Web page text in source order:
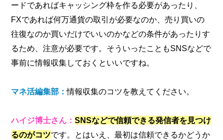
ードであればキャッシング枠を作る必要があったり、
FXであれば何万通貨の取引が必要なのか、売り買いの
往復なのか買いだけでいいのかなどの条件があったりす
るため、注意が必要です。そういったこともSNSなどで
事前に情報収集しておくといいですね。
マネ活編集部：情報収集のコツを教えてください。
ハイジ博士さん：SNSなどで信頼できる発信者を見つけ
るのがコツです。とはいえ、最初は信頼できるかどうか